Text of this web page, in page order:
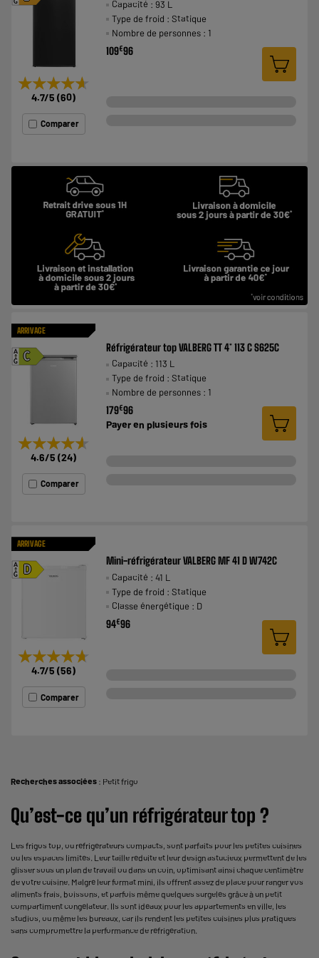
G
★★★★★
★★★★★
4.7/5 (60)
Comparer
Capacité : 93 L
Type de froid : Statique
Nombre de personnes : 1
109€96
ARRIVAGE
C
A
G
★★★★★
★★★★★
4.6/5 (24)
Comparer
Réfrigérateur top VALBERG TT 4* 113 C S625C
Capacité : 113 L
Type de froid : Statique
Nombre de personnes : 1
179€96
Payer en plusieurs fois
ARRIVAGE
D
A
G
★★★★★
★★★★★
4.7/5 (56)
Comparer
Mini-réfrigérateur VALBERG MF 41 D W742C
Capacité : 41 L
Type de froid : Statique
Classe énergétique : D
94€96
Recherches associées : Petit frigo
Qu’est-ce qu’un réfrigérateur top ?
Les frigos top, ou réfrigérateurs compacts, sont parfaits pour les petites cuisines
ou les espaces limités. Leur taille réduite et leur design astucieux permettent de les
glisser sous un plan de travail ou dans un coin, optimisant ainsi chaque centimètre
de votre cuisine. Malgré leur format mini, ils offrent assez de place pour ranger vos
aliments frais, boissons, et parfois même quelques surgelés grâce à un petit
compartiment congélateur. Ils sont idéaux pour les appartements en ville, les
studios, ou même les bureaux, car ils rendent les petites cuisines plus pratiques
sans compromettre la performance de réfrigération.